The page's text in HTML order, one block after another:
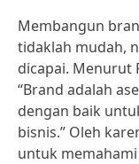
Membangun
tidaklah mudah,
dicapai. Menurut
“Brand adalah
dengan baik
bisnis.” Oleh
untuk